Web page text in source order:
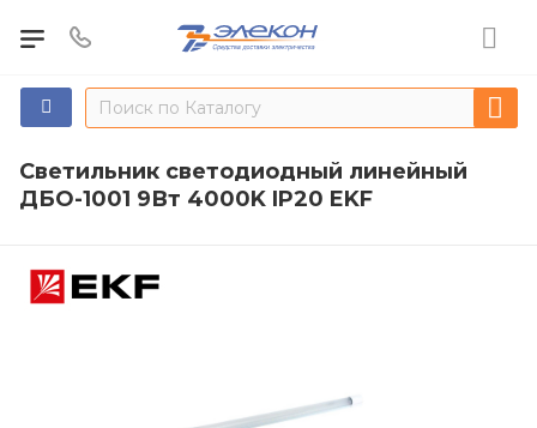
Светильник светодиодный линейный
ДБО-1001 9Вт 4000K IP20 EKF